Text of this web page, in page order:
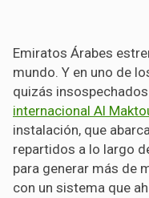
Emiratos Árabes
mundo. Y en uno de
quizás
internacional Al
instalación, que
repartidos a lo largo
para generar más de
con un sistema que